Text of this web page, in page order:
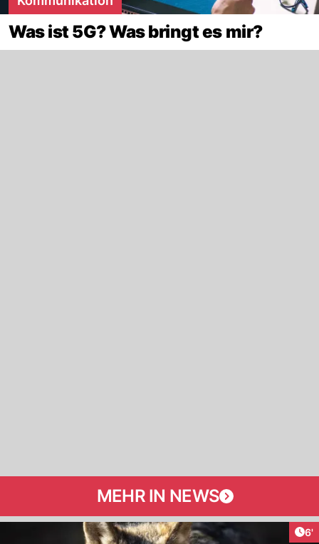
Was ist 5G? Was bringt es mir?
MEHR IN NEWS
6'